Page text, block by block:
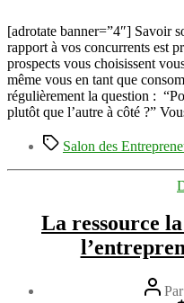
[adrotate banner=”4″] Savoir
rapport à vos concurrents est
prospects vous choisissent
même vous en tant que
régulièrement la question :
plutôt que l’autre à côté ?”
Étiquettes
Salon des
La ressource
AuteurPar